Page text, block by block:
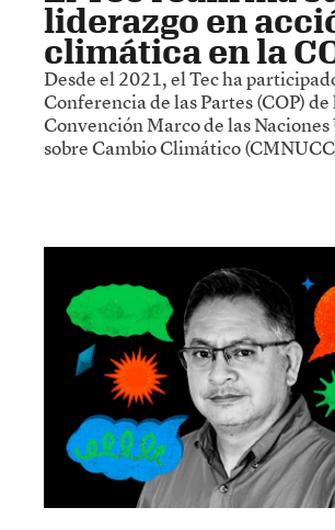
liderazgo en
climática en la
Desde el 2021, el Tec ha
Conferencia de las Partes (COP) de
Convención Marco de las
sobre Cambio Climático